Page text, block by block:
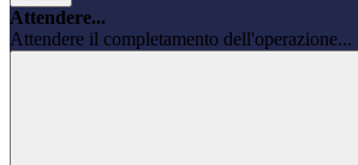
Attendere...
Attendere il completamento dell'operazione...